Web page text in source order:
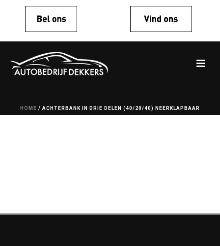
HOME / ACHTERBANK IN DRIE DELEN (40/20/40) NEERKLAPBAAR